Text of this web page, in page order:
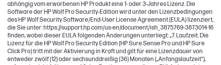
abhängig vom erworbenen HP Produkt eine 1- oder 3-Jahres Lizenz. Die
Software der HP Wolf Pro Security-Edition wird unter den Lizenzbedingungen
des HP Wolf Security Software/End-User License Agreement (EULA) lizenziert,
die Sie unter: https://support.hp.com/us-en/document/ish_3875769-3873014-16
finden, wobei dieser EULA folgenden Änderungen unterliegt: „7. Laufzeit. Die
Lizenz für die HP Wolf Pro Security Edition (HP Sure Sense Pro und HP Sure
Click Pro) tritt mit der Aktivierung in Kraft und gilt für eine Lizenzdauer von
entweder zwölf (12) oder sechsunddreißig (36) Monaten („Anfangslaufzeit“),